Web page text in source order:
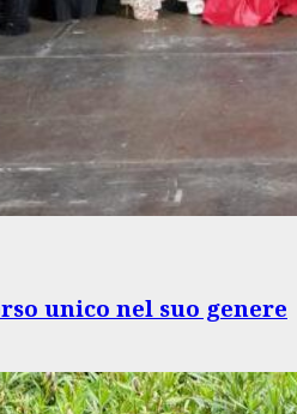
unico nel suo genere